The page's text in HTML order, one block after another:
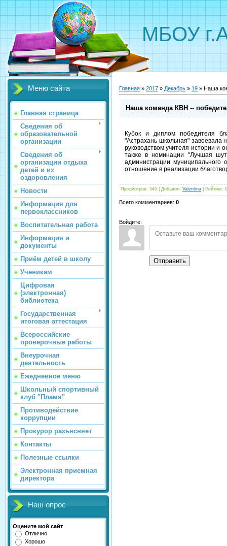
МБОУ
Меню сайта
Главная страница
Сведения об
образовательной
организации
Сведения об
организации отдыха
детей и их
оздоровления
Новости
Информация для
первоклассников
Воспитательная работа
Информация и
документы
Приём детей в школу
Ученикам
Цифровая
(электронная)
библиотека
Государственная
итоговая аттестация
Всероссийские
проверочные работы
Внеурочная
деятельность
Ежедневное меню
Школьный спортивный
клуб "Пламя"
Противодействие
коррупции
Прокурор разъясняет
Контакты
Полезные ссылки
Электронная приемная
директора
Наш опрос
Оцените мой сайт
Отлично
Хорошо
Главная » 2017 » Декабрь » 19 » Наша
Наша команда КВН --
Кубок и диплом победителя
"Астрахань школьная" завоевала
руководством учителя истории и
также в номинации "Лучшая
администрации муниципального
отношение в реализации
Просмотров: 545 Добавил: Valentina Рейтинг:
Всего комментариев: 0
Войдите:
Отправить